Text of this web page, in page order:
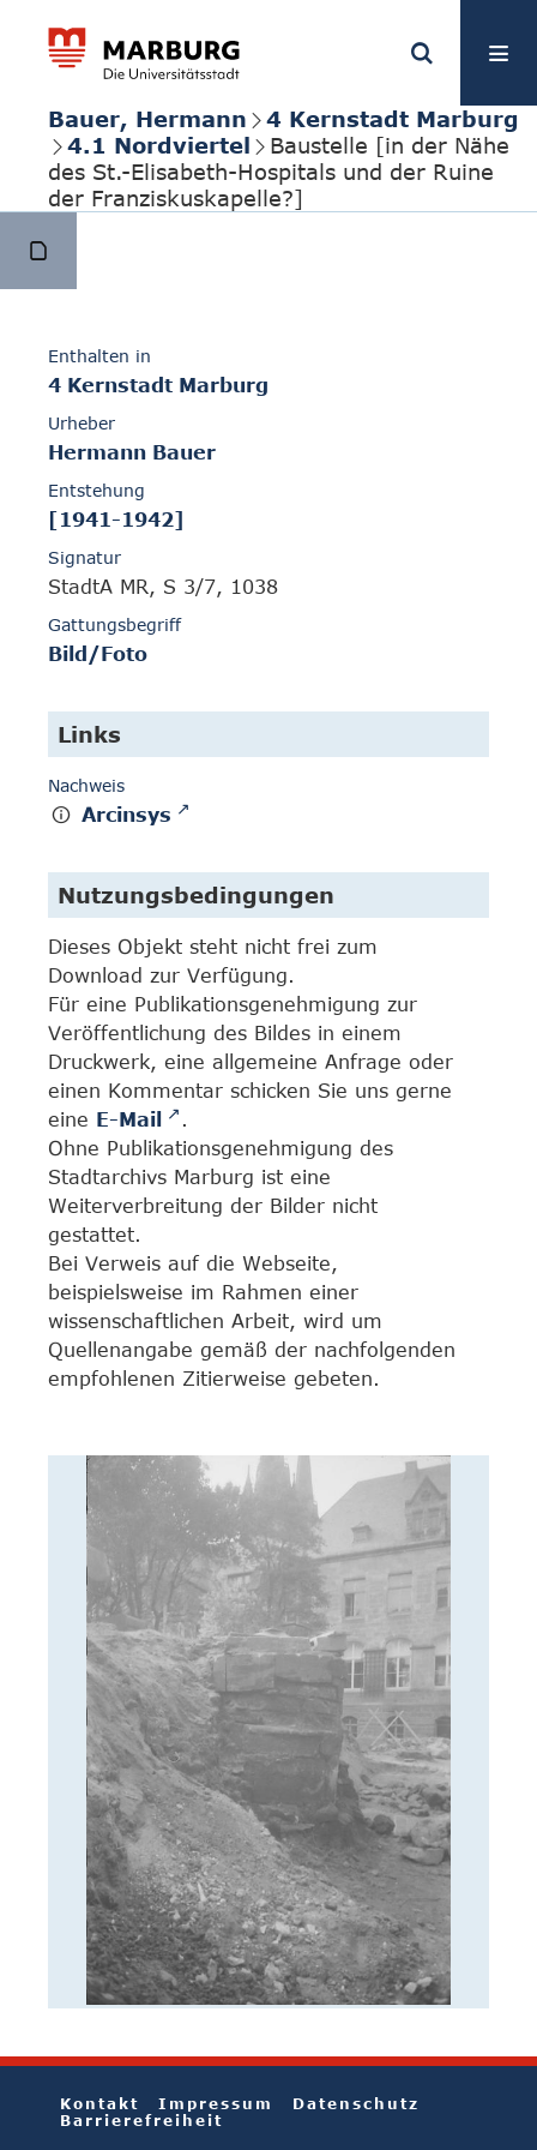
Bauer, Hermann
4 Kernstadt Marburg
4.1 Nordviertel
Baustelle [in der Nähe
des St.-Elisabeth-Hospitals und der Ruine
der Franziskuskapelle?]
Enthalten in
4 Kernstadt Marburg
Urheber
Hermann Bauer
Entstehung
[1941-1942]
Signatur
StadtA MR, S 3/7, 1038
Gattungsbegriff
Bild/Foto
Links
Nachweis
Arcinsys
Nutzungsbedingungen
Dieses Objekt steht nicht frei zum
Download zur Verfügung.
Für eine Publikationsgenehmigung zur
Veröffentlichung des Bildes in einem
Druckwerk, eine allgemeine Anfrage oder
einen Kommentar schicken Sie uns gerne
eine E-Mail
.
Ohne Publikationsgenehmigung des
Stadtarchivs Marburg ist eine
Weiterverbreitung der Bilder nicht
gestattet.
Bei Verweis auf die Webseite,
beispielsweise im Rahmen einer
wissenschaftlichen Arbeit, wird um
Quellenangabe gemäß der nachfolgenden
empfohlenen Zitierweise gebeten.
Kontakt Impressum
Datenschutz
Barrierefreiheit